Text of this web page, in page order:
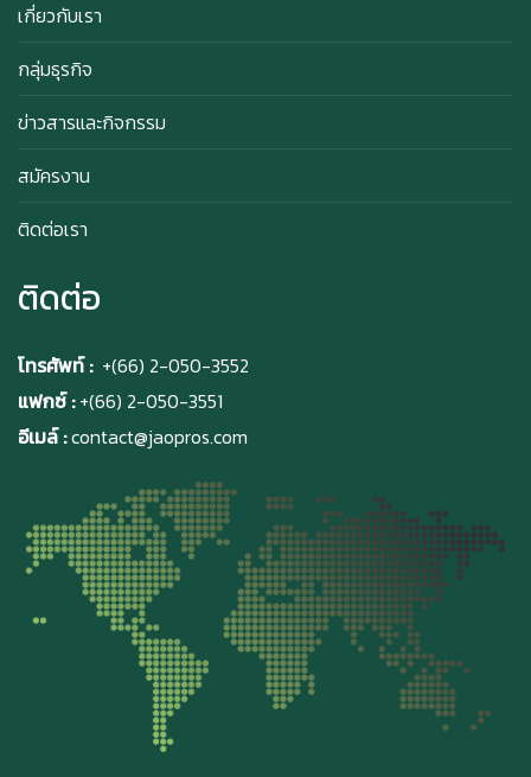
2569!
เกี่ยวกับเรา
กลุ่มธุรกิจ
ข่าวสารและกิจกรรม
สมัครงาน
ติดต่อเรา
ติดต่อ
โทรศัพท์ : +(66) 2-050-3552
แฟกซ์ :+(66) 2-050-3551
อีเมล์ :contact@jaopros.com